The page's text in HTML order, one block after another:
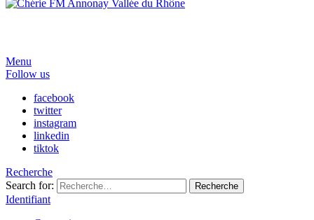
Menu
Follow us
facebook
twitter
instagram
linkedin
tiktok
Recherche
Search for:
Recherche
Identifiant